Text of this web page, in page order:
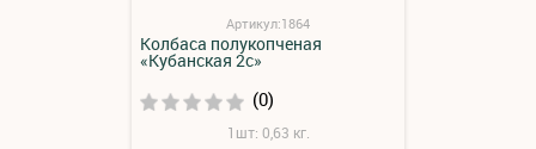
Артикул:1864
Колбаса полукопченая
«Кубанская 2с»
(0)
1шт: 0,63 кг.